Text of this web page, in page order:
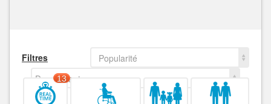
Filtres
Popularité
Decroissant
13